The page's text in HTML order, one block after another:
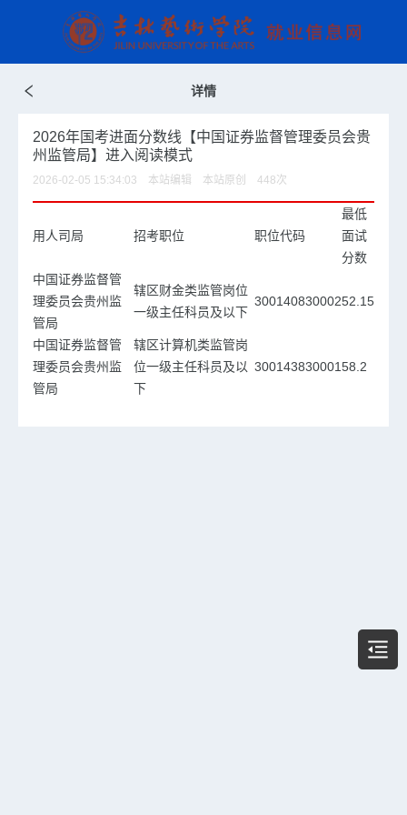
详情
2026年国考进面分数线【中国证券监督管理委员会贵
州监管局】进入阅读模式
2026-02-05 15:34:03 本站编辑 本站原创 448次
用人司局 招考职位 职位代码
最低
面试
分数
中国证券监督管
理委员会贵州监
管局
辖区财金类监管岗位
一级主任科员及以下
30014083000252.15
中国证券监督管
理委员会贵州监
管局
辖区计算机类监管岗
位一级主任科员及以
下
30014383000158.2